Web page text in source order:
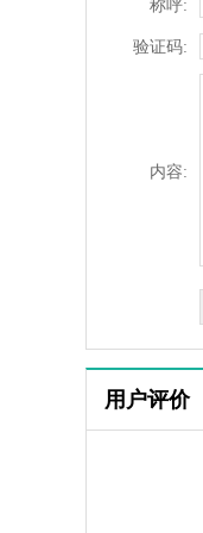
称呼:
验证码:
内容:
用户评价